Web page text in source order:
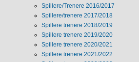
Spillere/Trenere 2016/2017
Spillere/trenere 2017/2018
Spillere trenere 2018/2019
Spillere trenere 2019/2020
Spillere trenere 2020/2021
Spillere trenere 2021/2022